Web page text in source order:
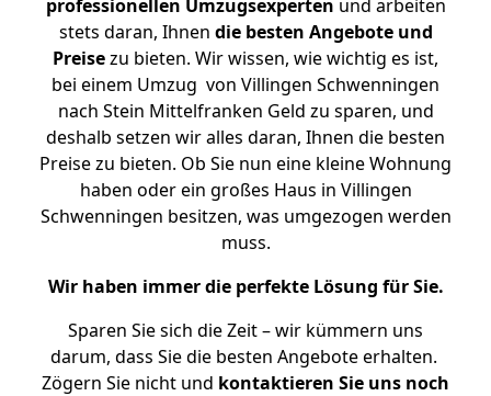
professionellen Umzugsexperten und arbeiten
stets daran, Ihnen die besten Angebote und
Preisezu bieten. Wir wissen, wie wichtig es ist,
bei einem Umzug von Villingen Schwenningen
nach Stein Mittelfranken Geld zu sparen, und
deshalb setzen wir alles daran, Ihnen die besten
Preise zu bieten. Ob Sie nun eine kleine Wohnung
haben oder ein großes Haus in Villingen
Schwenningen besitzen, was umgezogen werden
muss.
Wir haben immer die perfekte Lösung für Sie.
Sparen Sie sich die Zeit – wir kümmern uns
darum, dass Sie die besten Angebote erhalten.
Zögern Sie nicht und kontaktieren Sie uns noch